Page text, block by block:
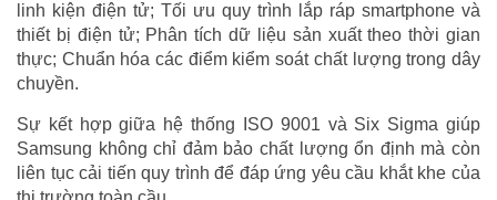
linh kiện điện tử; Tối ưu quy trình lắp ráp smartphone và
thiết bị điện tử; Phân tích dữ liệu sản xuất theo thời gian
thực; Chuẩn hóa các điểm kiểm soát chất lượng trong dây
chuyền.
Sự kết hợp giữa hệ thống ISO 9001 và Six Sigma giúp
Samsung không chỉ đảm bảo chất lượng ổn định mà còn
liên tục cải tiến quy trình để đáp ứng yêu cầu khắt khe của